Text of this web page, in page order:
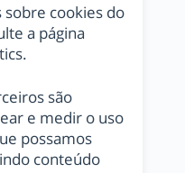
sobre cookies do
a página
são
e medir o uso
possamos
conteúdo